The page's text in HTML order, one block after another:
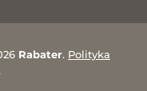
Rabater. Polityka